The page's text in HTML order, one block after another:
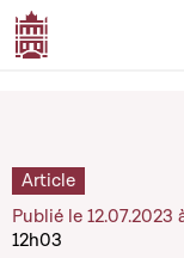
Article
Publié le 12.07.2023
12h03